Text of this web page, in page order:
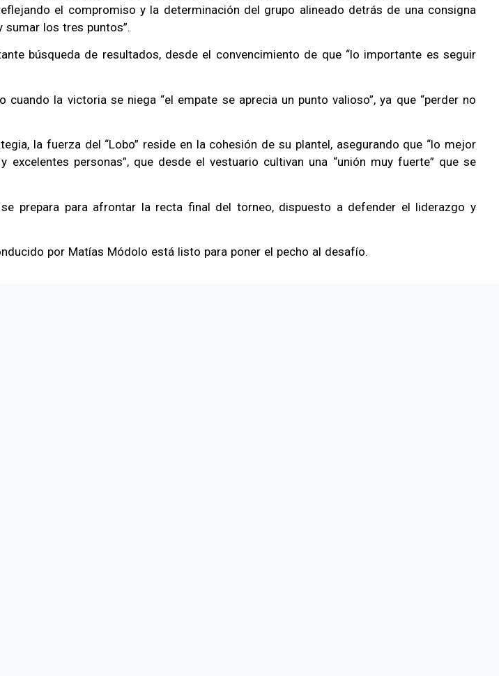
el compromiso y la determinación del grupo alineado detrás de una consigna
sumar los tres puntos”.
búsqueda de resultados, desde el convencimiento de que “lo importante es seguir
la victoria se niega “el empate se aprecia un punto valioso”, ya que “perder no
la fuerza del “Lobo” reside en la cohesión de su plantel, asegurando que “lo mejor
personas”, que desde el vestuario cultivan una “unión muy fuerte” que se
prepara para afrontar la recta final del torneo, dispuesto a defender el liderazgo y
por Matías Módolo está listo para poner el pecho al desafío.